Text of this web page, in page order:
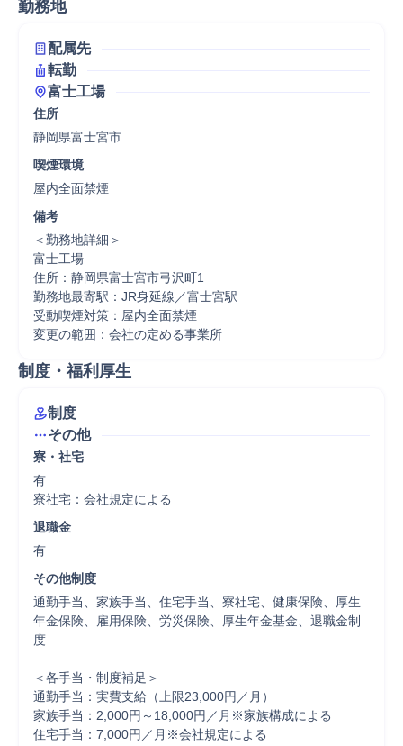
勤務地
配属先
転勤
富士工場
住所
静岡県富士宮市
喫煙環境
屋内全面禁煙
備考
＜勤務地詳細＞
富士工場
住所：静岡県富士宮市弓沢町1
勤務地最寄駅：JR身延線／富士宮駅
受動喫煙対策：屋内全面禁煙
変更の範囲：会社の定める事業所
制度・福利厚生
制度
その他
寮・社宅
有
寮社宅：会社規定による
退職金
有
その他制度
通勤手当、家族手当、住宅手当、寮社宅、健康保険、厚生
年金保険、雇用保険、労災保険、厚生年金基金、退職金制
度
＜各手当・制度補足＞
通勤手当：実費支給（上限23,000円／月）
家族手当：2,000円～18,000円／月※家族構成による
住宅手当：7,000円／月※会社規定による